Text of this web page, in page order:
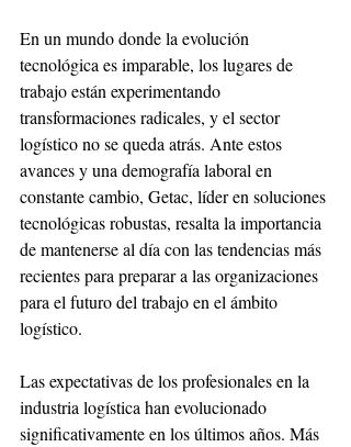
En un mundo donde la evolución
tecnológica es imparable, los lugares de
trabajo están experimentando
transformaciones radicales, y el sector
logístico no se queda atrás. Ante estos
avances y una demografía laboral en
constante cambio, Getac, líder en soluciones
tecnológicas robustas, resalta la importancia
de mantenerse al día con las tendencias más
recientes para preparar a las organizaciones
para el futuro del trabajo en el ámbito
logístico.
Las expectativas de los profesionales en la
industria logística han evolucionado
significativamente en los últimos años. Más